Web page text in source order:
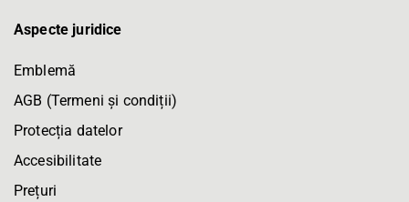
Aspecte juridice
Emblemă
AGB (Termeni și condiții)
Protecția datelor
Accesibilitate
Prețuri